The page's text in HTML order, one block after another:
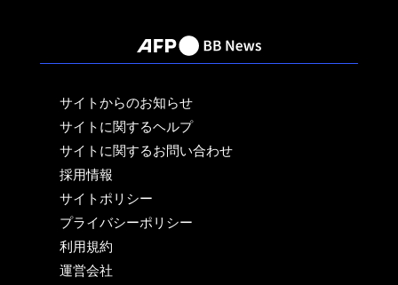
サイトからのお知らせ
サイトに関するヘルプ
サイトに関するお問い合わせ
採用情報
サイトポリシー
プライバシーポリシー
利用規約
運営会社